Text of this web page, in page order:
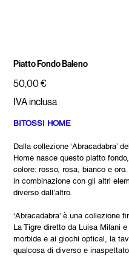
Piatto Fondo Baleno
Prezzo
50,00 €
IVA inclusa
BITOSSI HOME
Dalla collezione ‘Abracadabra’
Home nasce questo piatto
colore: rosso, rosa, bianco e
in combinazione con gli altri
diverso dall’altro.
‘Abracadabra’ è una collezione
La Tigre diretto da Luisa Milani
morbide e ai giochi optical, la
qualcosa di diverso e